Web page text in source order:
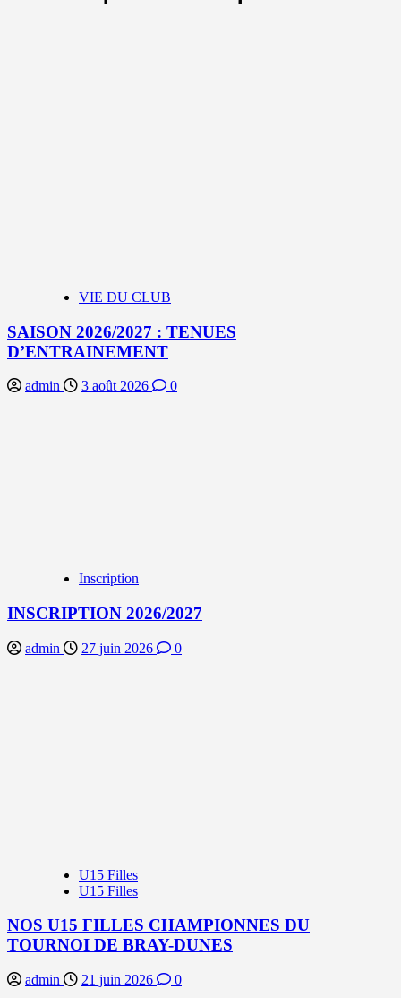
VIE DU CLUB
SAISON 2026/2027 : TENUES
D’ENTRAINEMENT
admin 3 août 2026 0
Inscription
INSCRIPTION 2026/2027
admin 27 juin 2026 0
U15 Filles
U15 Filles
NOS U15 FILLES CHAMPIONNES DU
TOURNOI DE BRAY-DUNES
admin 21 juin 2026 0